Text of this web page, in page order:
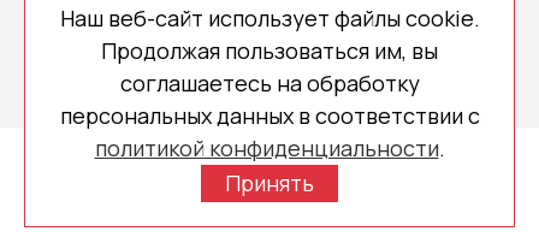
Н, ком. офис 213А
Copyright © 2026 denitel.ru
Политика конфиденциальности
Наш веб-сайт использует файлы cookie.
Продолжая пользоваться им, вы
соглашаетесь на обработку
персональных данных в соответствии с
политикой конфиденциальности.
Принять